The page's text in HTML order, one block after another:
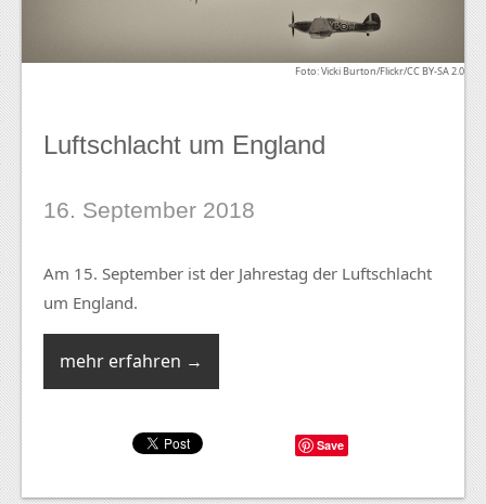
Foto: Vicki Burton/Flickr/CC BY-SA 2.0
Luftschlacht um England
16. September 2018
Am 15. September ist der Jahrestag der Luftschlacht
um England.
mehr erfahren →
Save